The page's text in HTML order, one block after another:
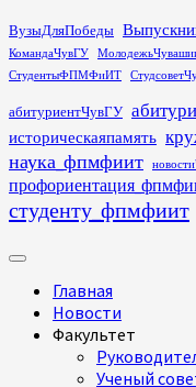
Перейти
к
содержимому
ВузыДляПобеды
КомандаЧувГУ
СтудентыФПМФиИТ
абитуриентЧувГУ
историческаяпамять
наука_фпмфиит
студенту_фпмфиит
Основное
Главная
Новости
Факультет
Ученый